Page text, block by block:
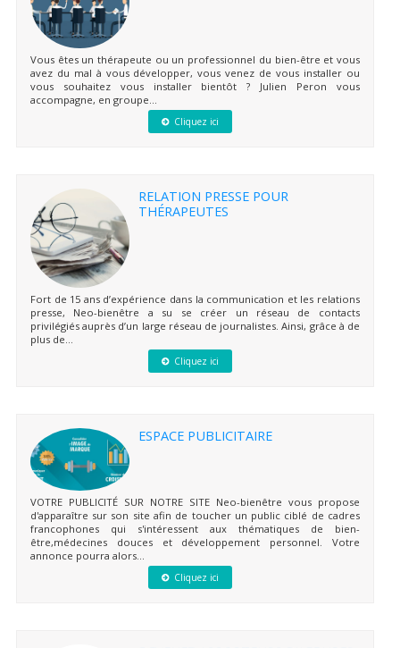
Vous êtes un thérapeute ou un professionnel du bien-être et vous
avez du mal à vous développer, vous venez de vous installer ou
vous souhaitez vous installer bientôt ? Julien Peron vous
accompagne, en groupe...
Cliquez ici
RELATION PRESSE POUR
THÉRAPEUTES
Fort de 15 ans d’expérience dans la communication et les relations
presse, Neo-bienêtre a su se créer un réseau de contacts
privilégiés auprès d’un large réseau de journalistes. Ainsi, grâce à de
plus de...
Cliquez ici
ESPACE PUBLICITAIRE
VOTRE PUBLICITÉ SUR NOTRE SITE Neo-bienêtre vous propose
d'apparaître sur son site afin de toucher un public ciblé de cadres
francophones qui s'intéressent aux thématiques de bien-
être,médecines douces et développement personnel. Votre
annonce pourra alors...
Cliquez ici